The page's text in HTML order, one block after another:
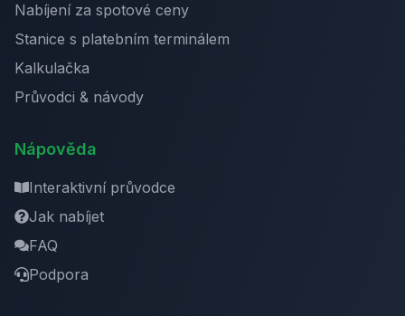
Nabíjení za spotové ceny
Stanice s platebním terminálem
Kalkulačka
Průvodci & návody
Nápověda
Interaktivní průvodce
Jak nabíjet
FAQ
Podpora